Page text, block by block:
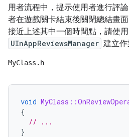
用者流程中，提示使用者進行評
者在遊戲關卡結束後關閉總結畫
接近上述其中一個時間點，請使用
UInAppReviewsManager 建立作
MyClass.h
void
{
// ...
}